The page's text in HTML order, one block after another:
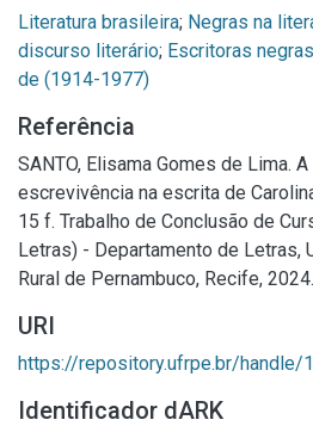
Literatura brasileira; Negras na
discurso literário; Escritoras negras
de (1914-1977)
Referência
SANTO, Elisama Gomes de Lima.
escrevivência na escrita de
15 f. Trabalho de Conclusão de
Letras) - Departamento de Letras,
Rural de Pernambuco, Recife, 2024.
URI
https://repository.ufrpe.br/handle/
Identificador dARK